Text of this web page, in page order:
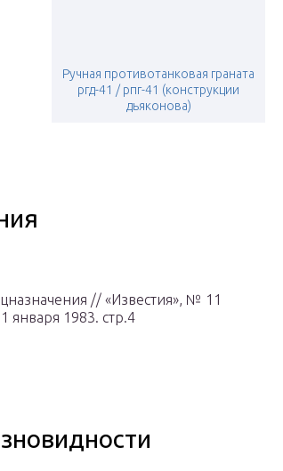
Ручная противотанковая граната
ргд-41 / рпг-41 (конструкции
дьяконова)
// «Известия», № 11
января 1983. стр.4